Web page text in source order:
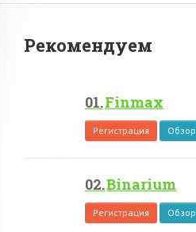
Рекомендуем
Finmax
Регистрация Обзор
Binarium
Регистрация Обзор